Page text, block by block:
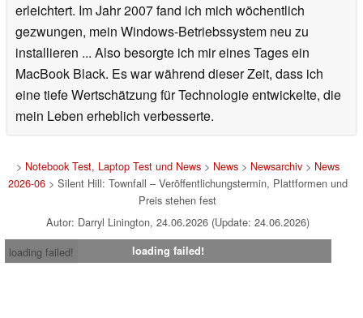
erleichtert. Im Jahr 2007 fand ich mich wöchentlich
gezwungen, mein Windows-Betriebssystem neu zu
installieren ... Also besorgte ich mir eines Tages ein
MacBook Black. Es war während dieser Zeit, dass ich
eine tiefe Wertschätzung für Technologie entwickelte, die
mein Leben erheblich verbesserte.
> Notebook Test, Laptop Test und News> News> Newsarchiv> News
2026-06> Silent Hill: Townfall – Veröffentlichungstermin, Plattformen und
Preis stehen fest
Autor: Darryl Linington, 24.06.2026 (Update: 24.06.2026)
loading failed!
loading failed!